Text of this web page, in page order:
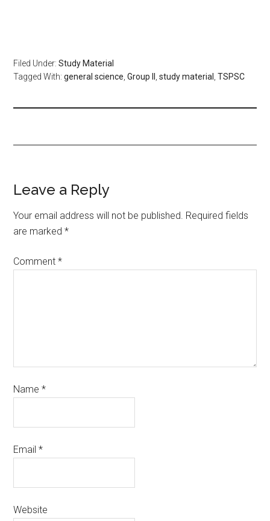
Filed Under:Study Material
Tagged With:general science ,Group II ,study material ,TSPSC
Leave a Reply
Your email address will not be published. Required fields
are marked*
Comment*
Name*
Email*
Website